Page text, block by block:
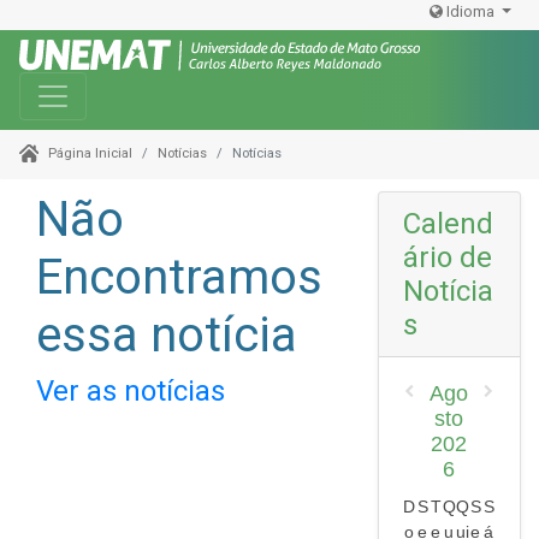
Idioma
Toggle navigation
Página Inicial Notícias Notícias
Não
Encontramos
essa notícia
Ver as notícias
Calend
ário de
Notícia
s
Ago
sto
202
6
D
o
S
e
T
e
Q
u
Q
ui
S
e
S
á